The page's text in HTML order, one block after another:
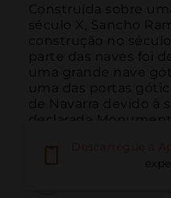
Construída sobre
século X, Sancho
construção no
parte das naves foi
uma grande nave
uma das portas
de Navarra devido à
declarada